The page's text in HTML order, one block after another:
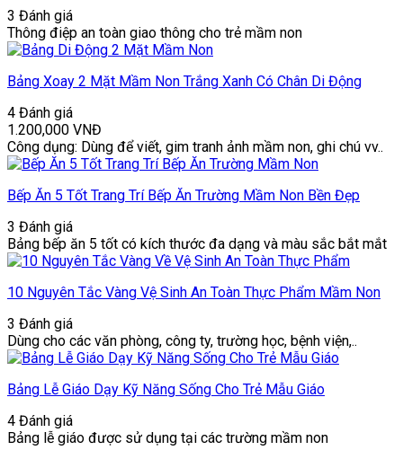
3 Đánh giá
Thông điệp an toàn giao thông cho trẻ mầm non
Bảng Xoay 2 Mặt Mầm Non Trắng Xanh Có Chân Di Động
4 Đánh giá
1.200,000 VNĐ
Công dụng: Dùng để viết, gim tranh ảnh mầm non, ghi chú vv..
Bếp Ăn 5 Tốt Trang Trí Bếp Ăn Trường Mầm Non Bền Đẹp
3 Đánh giá
Bảng bếp ăn 5 tốt có kích thước đa dạng và màu sắc bắt mắt
10 Nguyên Tắc Vàng Vệ Sinh An Toàn Thực Phẩm Mầm Non
3 Đánh giá
Dùng cho các văn phòng, công ty, trường học, bệnh viện,..
Bảng Lễ Giáo Dạy Kỹ Năng Sống Cho Trẻ Mẫu Giáo
4 Đánh giá
Bảng lễ giáo được sử dụng tại các trường mầm non